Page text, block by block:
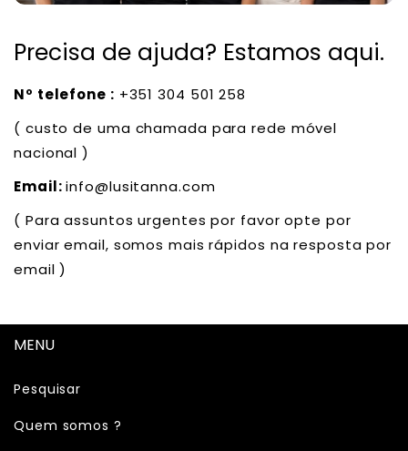
Precisa de ajuda? Estamos aqui.
Nº telefone : +351 304 501 258
( custo de uma chamada para rede móvel
nacional )
Email:info@lusitanna.com
( Para assuntos urgentes por favor opte por
enviar email, somos mais rápidos na resposta por
email )
MENU
Pesquisar
Quem somos ?